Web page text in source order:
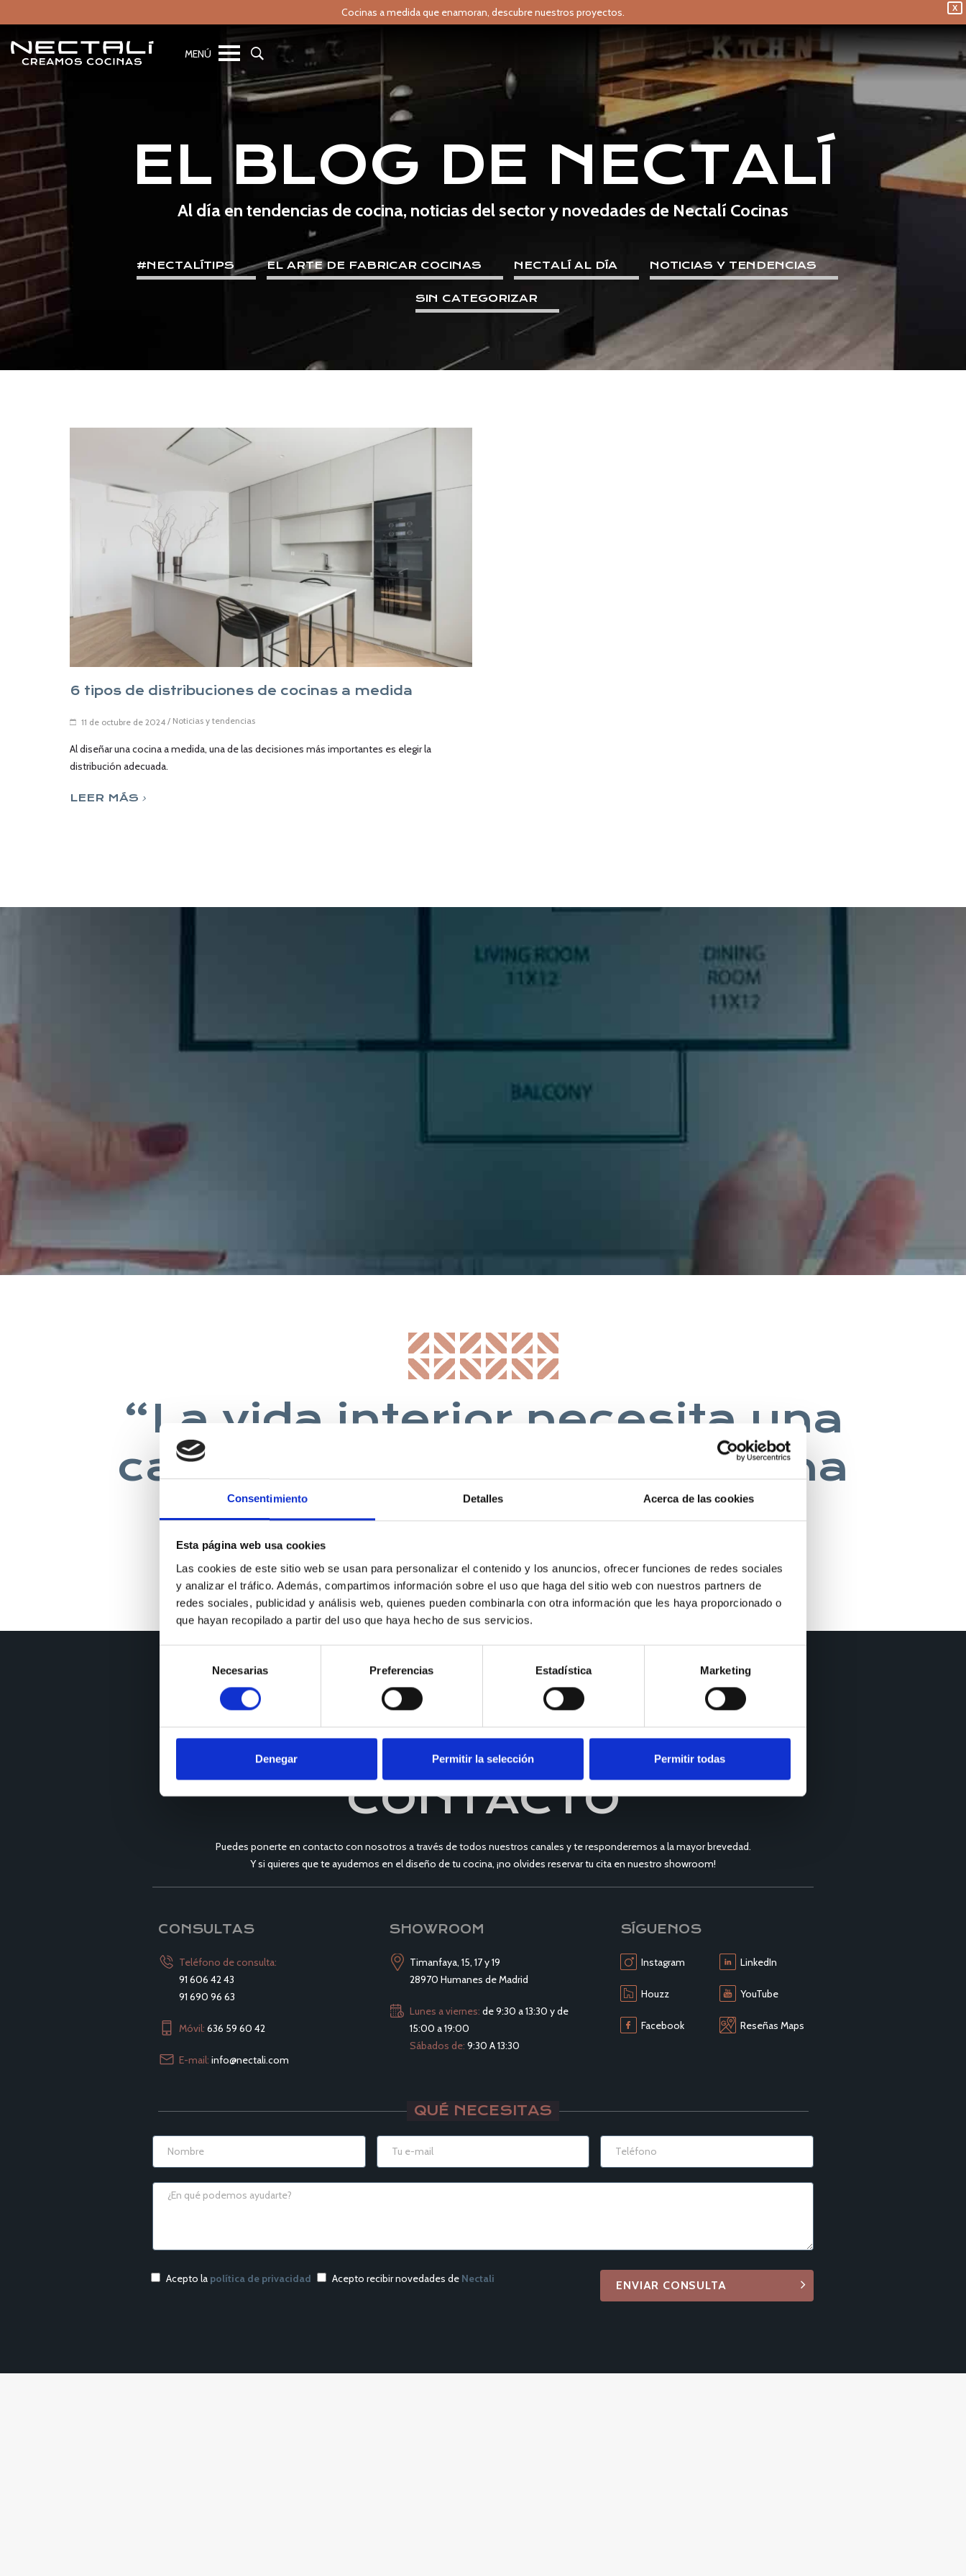
Consentimiento Detalles Acerca de las cookies
Esta página web usa cookies
Las cookies de este sitio web se usan para personalizar el contenido y los anuncios, ofrecer funciones de redes sociales
y analizar el tráfico. Además, compartimos información sobre el uso que haga del sitio web con nuestros partners de
redes sociales, publicidad y análisis web, quienes pueden combinarla con otra información que les haya proporcionado o
que hayan recopilado a partir del uso que haya hecho de sus servicios.
consentimiento
Necesarias Preferencias Estadística Marketing
Denegar Permitir la selección Permitir todas
X
Cocinas a medida que enamoran, descubre nuestros proyectos.
EL BLOG DE NECTALÍ
Al día en tendencias de cocina, noticias del sector y novedades de Nectalí Cocinas
#NECTALÍTIPS EL ARTE DE FABRICAR COCINAS NECTALÍ AL DÍA NOTICIAS Y TENDENCIAS
SIN CATEGORIZAR
6 tipos de distribuciones de cocinas a medida
11 de octubre de 2024 / Noticias y tendencias
Al diseñar una cocina a medida, una de las decisiones más importantes es elegir la
distribución adecuada.
LEER MÁS
NEWSLETTER
prometemos enviarte contenido de mucho valor.
* Suscribiéndote aceptas nuestra política de privacidad
“La vida interior necesita una
casa confortable y una buena
cocina”
DAVID HERBERT LAWRENCE, 1930, ESCRITOR INGLES
CONTACTO
Puedes ponerte en contacto con nosotros a través de todos nuestros canales y te responderemos a la mayor brevedad.
Y si quieres que te ayudemos en el diseño de tu cocina, ¡no olvides reservar tu cita en nuestro showroom!
CONSULTAS
Teléfono de consulta:
91 606 42 43
91 690 96 63
Móvil: 636 59 60 42
E-mail: info@nectali.com
SHOWROOM
Timanfaya, 15, 17 y 19
28970 Humanes de Madrid
Lunes a viernes:de 9:30 a 13:30 y de
15:00 a 19:00
Sábados de:9:30 A 13:30
SÍGUENOS
Instagram
Houzz
Facebook
LinkedIn
YouTube
Reseñas Maps
QUÉ NECESITAS
Acepto la política de privacidad Acepto recibir novedades de Nectali